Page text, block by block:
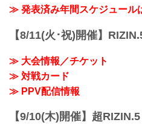
カルシ
カルシ
RIZIN
がスタ
お得な
≫ 発表済み年間スケジュール
【8/11(火･祝)開催】
≫ 大会情報／チケット
≫ 対戦カード
≫ PPV配信情報
【9/10(木)開催】超